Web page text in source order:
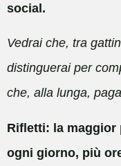
social.
Vedrai che, tra
distinguerai per
che, alla lunga,
Rifletti: la maggior
ogni giorno, più